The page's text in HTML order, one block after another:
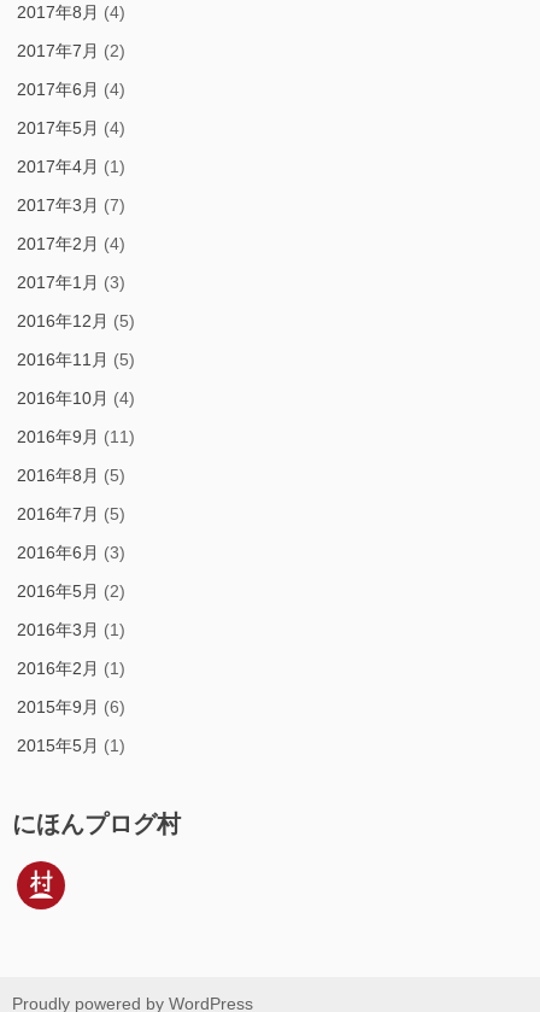
2017年8月 (4)
2017年7月 (2)
2017年6月 (4)
2017年5月 (4)
2017年4月 (1)
2017年3月 (7)
2017年2月 (4)
2017年1月 (3)
2016年12月 (5)
2016年11月 (5)
2016年10月 (4)
2016年9月 (11)
2016年8月 (5)
2016年7月 (5)
2016年6月 (3)
2016年5月 (2)
2016年3月 (1)
2016年2月 (1)
2015年9月 (6)
2015年5月 (1)
にほんプログ村
Proudly powered by WordPress